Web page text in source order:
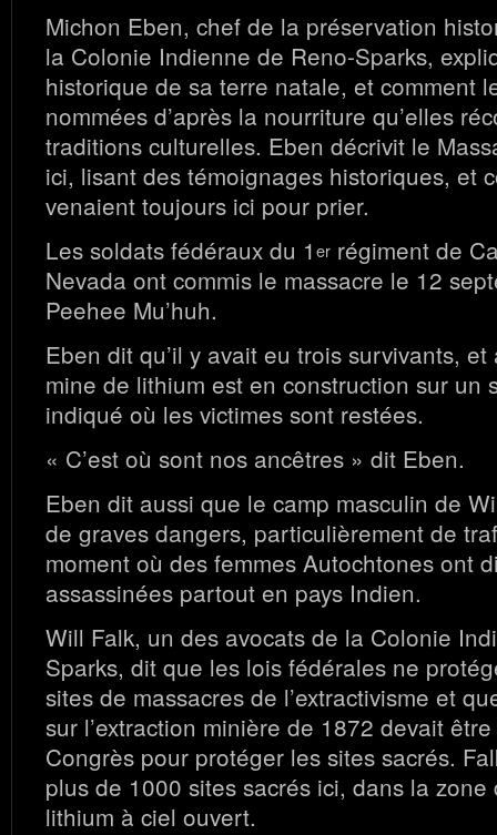
Michon Eben, chef de la préservation
la Colonie Indienne de Reno-Sparks,
historique de sa terre natale, et comment
nommées d’après la nourriture qu’elles
traditions culturelles. Eben décrivit le
ici, lisant des témoignages historiques, et
venaient toujours ici pour prier.
Les soldats fédéraux du 1er régiment de
Nevada ont commis le massacre le 12
Peehee Mu’huh.
Eben dit qu’il y avait eu trois survivants, et
mine de lithium est en construction sur un
indiqué où les victimes sont restées.
« C’est où sont nos ancêtres » dit Eben.
Eben dit aussi que le camp masculin de
de graves dangers, particulièrement de
moment où des femmes Autochtones ont
assassinées partout en pays Indien.
Will Falk, un des avocats de la Colonie
Sparks, dit que les lois fédérales ne
sites de massacres de l’extractivisme et
sur l’extraction minière de 1872 devait
Congrès pour protéger les sites sacrés.
plus de 1000 sites sacrés ici, dans la
lithium à ciel ouvert.